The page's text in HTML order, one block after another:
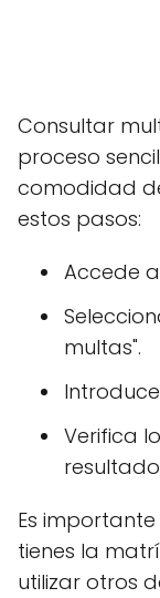
Consultar
proceso
comodidad
estos pasos:
Accede
multas".
Verifica
Es
tienes la
utilizar otros